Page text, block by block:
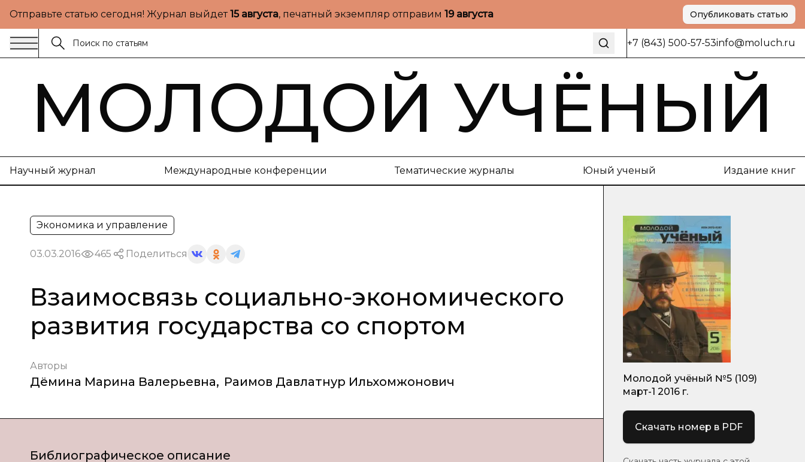
Отправьте статью сегодня! Журнал выйдет15 августа, печатный экземпляр отправим 19 августа Опубликовать статью
+7 (843) 500-57-53info@moluch.ru
МОЛОДОЙ УЧЁНЫЙ
Научный журнал Международные конференции Тематические журналы Юный ученый Издание книг
Экономика и управление
03.03.2016 465 Поделиться
Взаимосвязь социально-экономического
развития государства со спортом
Авторы
Дёмина Марина Валерьевна, Раимов Давлатнур Ильхомжонович
Библиографическое описание
Молодой учёный №5 (109)
март-1 2016 г.
Скачать номер в PDF